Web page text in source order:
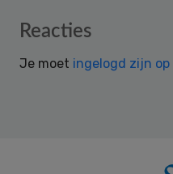
Reader
Reacties
Je moet ingelogd zijn op